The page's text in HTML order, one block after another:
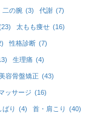
二の腕 (3) 代謝 (7)
太もも痩せ (16)
性格診断 (7)
生理痛 (4)
容骨盤矯正 (43)
ッサージ (16)
ばり (4) 首・肩こり (40)